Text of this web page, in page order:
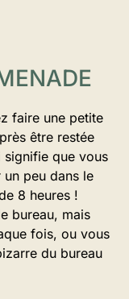
faire une petite
être restée
signifie que vous
peu dans le
8 heures !
bureau, mais
fois, ou vous
du bureau